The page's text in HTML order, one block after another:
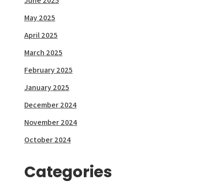
May 2025
April 2025
March 2025
February 2025
January 2025
December 2024
November 2024
October 2024
Categories